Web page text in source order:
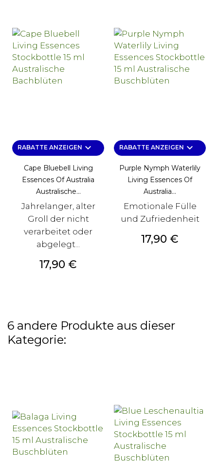
RABATTE ANZEIGEN keyboard_arrow_down
Cape Bluebell Living
Essences Of Australia
Australische...
Jahrelanger, alter
Groll der nicht
verarbeitet oder
abgelegt...
Preis
17,90 €
RABATTE ANZEIGEN keyboard_arrow_down
Purple Nymph Waterlily
Living Essences Of
Australia...
Emotionale Fülle
und Zufriedenheit
Preis
17,90 €
6 andere Produkte aus dieser
Kategorie: